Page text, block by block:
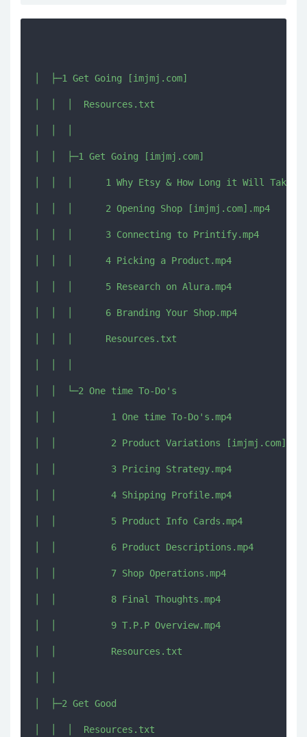
│  ├─1 Get Going [imjmj.com]
│  │  │  Resources.txt
│  │  ├─1 Get Going [imjmj.com]
│  │  │      1 Why Etsy & How Long it Will
│  │  │      2 Opening Shop [imjmj.com].mp4
│  │  │      3 Connecting to Printify.mp4
│  │  │      4 Picking a Product.mp4
│  │  │      5 Research on Alura.mp4
│  │  │      6 Branding Your Shop.mp4
│  │  │      Resources.txt
│  │  └─2 One time To-Do's
│  │          1 One time To-Do's.mp4
│  │          2 Product Variations
│  │          3 Pricing Strategy.mp4
│  │          4 Shipping Profile.mp4
│  │          5 Product Info Cards.mp4
│  │          6 Product Descriptions.mp4
│  │          7 Shop Operations.mp4
│  │          8 Final Thoughts.mp4
│  │          9 T.P.P Overview.mp4
│  │          Resources.txt
│  ├─2 Get Good
│  │  │  Resources.txt